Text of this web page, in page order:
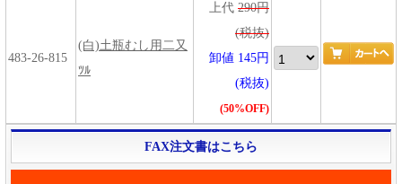
483-26-815
(白)土瓶むし用二又
ﾂﾙ
上代 290円
(税抜)
卸値 145円
(税抜)
(50%OFF)
FAX注文書はこちら